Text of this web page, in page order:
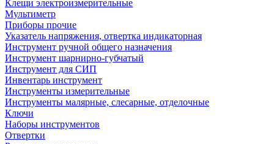
Клещи электроизмерительные
Мультиметр
Приборы прочие
Указатель напряжения, отвертка индикаторная
Инструмент ручной общего назначения
Инструмент шарнирно-губчатый
Инструмент для СИП
Инвентарь инструмент
Инструменты измерительные
Инструменты малярные, слесарные, отделочные
Ключи
Наборы инструментов
Отвертки